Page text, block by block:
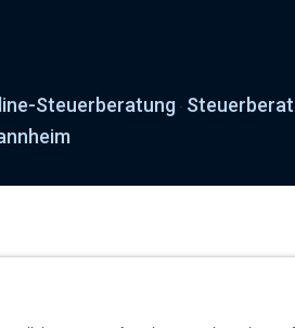
Steuerberatung ·